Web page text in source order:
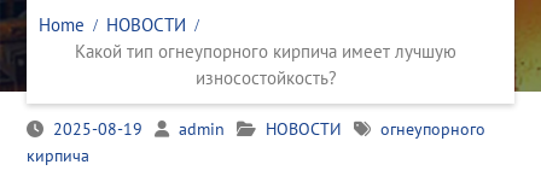
Home
НОВОСТИ
Какой тип огнеупорного кирпича имеет лучшую
износостойкость?
2025-08-19 admin НОВОСТИ
огнеупорного
кирпича